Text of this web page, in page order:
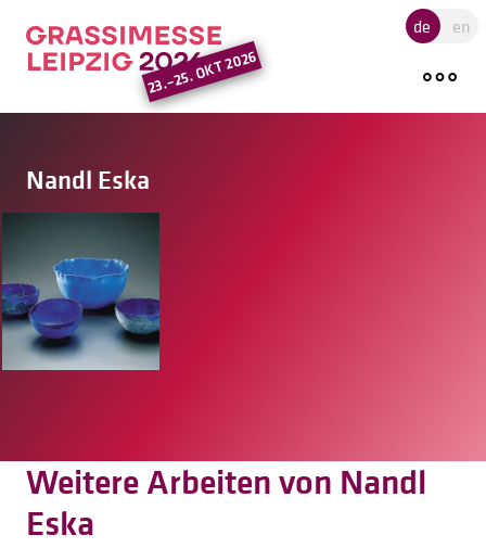
Hauptregion der Seite
23.–25. OKT 2026
de en
Nandl Eska
Weitere Arbeiten von Nandl
Eska